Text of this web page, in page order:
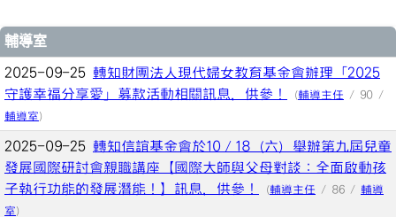
文章列表
輔導室
2025-09-25 轉知財團法人現代婦女教育基金會辦理「2025
守護幸福分享愛」募款活動相關訊息，供參！
(輔導主任 / 90 /
輔導室)
2025-09-25 轉知信誼基金會於10／18（六）舉辦第九屆兒童
發展國際研討會親職講座【國際大師與父母對談：全面啟動孩
子執行功能的發展潛能！】訊息，供參！
(輔導主任 / 86 / 輔導
室)